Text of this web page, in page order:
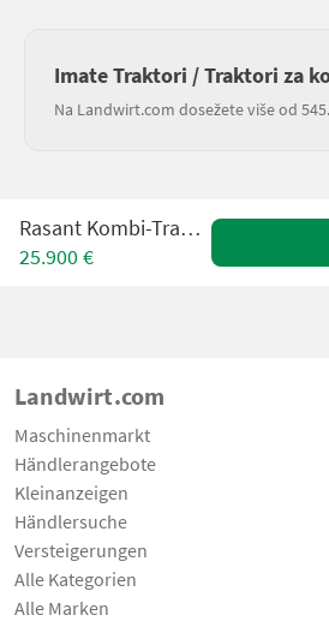
Imate Traktori / Traktori za
Na Landwirt.com dosežete više od
Rasant Kombi-Trak 9045
25.900 €
Landwirt.com
Maschinenmarkt
Händlerangebote
Kleinanzeigen
Händlersuche
Versteigerungen
Alle Kategorien
Alle Marken